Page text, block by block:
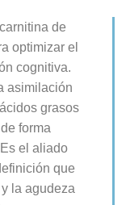
de
optimizar el
cognitiva.
asimilación
grasos
forma
el aliado
que
la agudeza